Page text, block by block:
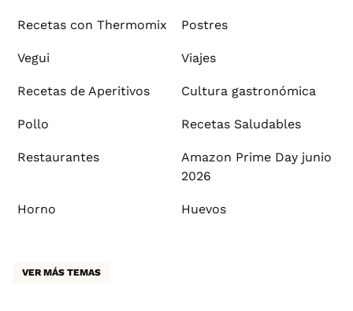
Recetas con Thermomix Postres
Vegui Viajes
Recetas de Aperitivos Cultura gastronómica
Pollo Recetas Saludables
Restaurantes
Amazon Prime Day junio
2026
Horno Huevos
VER MÁS TEMAS